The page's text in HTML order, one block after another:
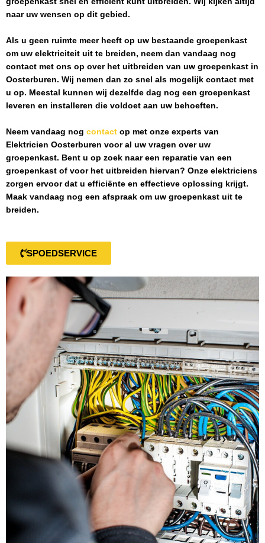
naar uw wensen op dit gebied.
Als u geen ruimte meer heeft op uw bestaande groepenkast
om uw elektriciteit uit te breiden, neem dan vandaag nog
contact met ons op over het uitbreiden van uw groepenkast in
Oosterburen. Wij nemen dan zo snel als mogelijk contact met
u op. Meestal kunnen wij dezelfde dag nog een groepenkast
leveren en installeren die voldoet aan uw behoeften.
Neem vandaag nog contact op met onze experts van
Elektricien Oosterburen voor al uw vragen over uw
groepenkast. Bent u op zoek naar een reparatie van een
groepenkast of voor het uitbreiden hiervan? Onze elektriciens
zorgen ervoor dat u efficiënte en effectieve oplossing krijgt.
Maak vandaag nog een afspraak om uw groepenkast uit te
breiden.
SPOEDSERVICE